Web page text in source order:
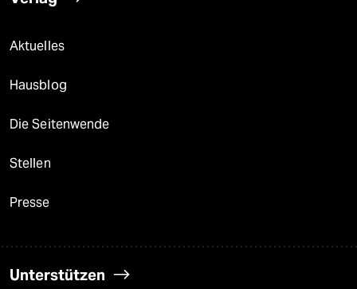
Aktuelles
Hausblog
Die Seitenwende
Stellen
Presse
Unterstützen